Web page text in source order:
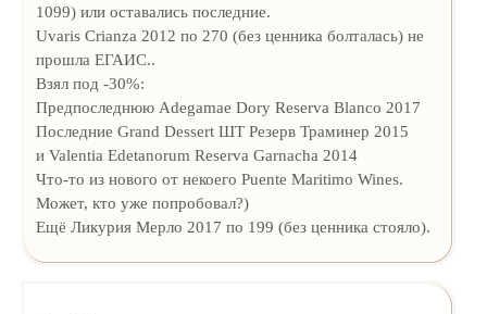
1099) или оставались последние.
Uvaris Crianza 2012 по 270 (без ценника болталась) не
прошла ЕГАИС..
Взял под -30%:
Предпоследнюю Adegamae Dory Reserva Blanco 2017
Последние Grand Dessert ШТ Резерв Траминер 2015
и Valentia Edetanorum Reserva Garnacha 2014
Что-то из нового от некоего Puente Maritimo Wines.
Может, кто уже попробовал?)
Ещё Ликурия Мерло 2017 по 199 (без ценника стояло).